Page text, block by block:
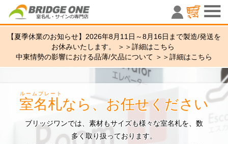
室名札・
【夏季休業のお知らせ】2026年8月11日～8月16日まで製造/発送を
お休みいたします。 ＞＞詳細はこちら
中東情勢の影響における品薄/欠品について ＞＞詳細はこちら
室名札
ルームプレート
なら、お任せください
ブリッジワンでは、素材もサイズも様々な室名札を、数
多く取り扱っております。